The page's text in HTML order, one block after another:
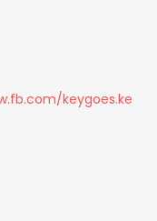
keygoes.ke